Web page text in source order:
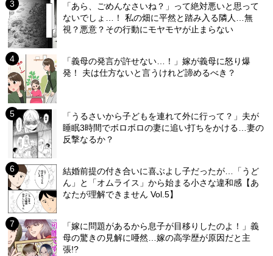
「あら、ごめんなさいね？」って絶対悪いと思って
ないでしょ…！ 私の畑に平然と踏み入る隣人…無
視？悪意？その行動にモヤモヤが止まらない
「義母の発言が許せない…！」嫁が義母に怒り爆
発！ 夫は仕方ないと言うけれど諦めるべき？
「うるさいから子どもを連れて外に行って？」夫が
睡眠3時間でボロボロの妻に追い打ちをかける…妻の
反撃なるか？
結婚前提の付き合いに喜ぶよし子だったが…「うど
ん」と「オムライス」から始まる小さな違和感【あ
なたが理解できません Vol.5】
「嫁に問題があるから息子が目移りしたのよ！」義
母の驚きの見解に唖然…嫁の高学歴が原因だと主
張!?